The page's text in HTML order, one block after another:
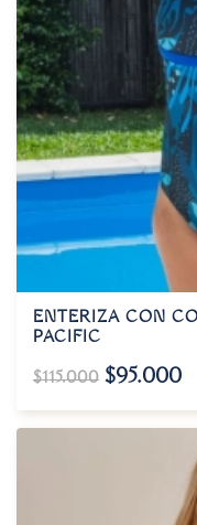
ENTERIZA CON
PACIFIC
$115.000 $95.000